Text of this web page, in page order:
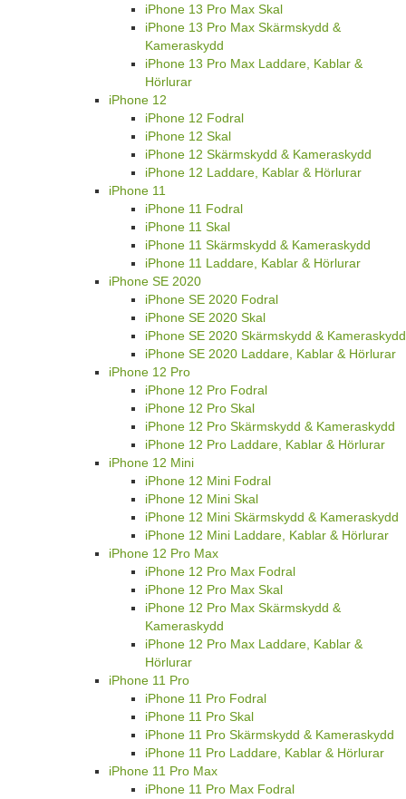
iPhone 13 Pro Max Skal
iPhone 13 Pro Max Skärmskydd &
Kameraskydd
iPhone 13 Pro Max Laddare, Kablar &
Hörlurar
iPhone 12
iPhone 12 Fodral
iPhone 12 Skal
iPhone 12 Skärmskydd & Kameraskydd
iPhone 12 Laddare, Kablar & Hörlurar
iPhone 11
iPhone 11 Fodral
iPhone 11 Skal
iPhone 11 Skärmskydd & Kameraskydd
iPhone 11 Laddare, Kablar & Hörlurar
iPhone SE 2020
iPhone SE 2020 Fodral
iPhone SE 2020 Skal
iPhone SE 2020 Skärmskydd & Kameraskydd
iPhone SE 2020 Laddare, Kablar & Hörlurar
iPhone 12 Pro
iPhone 12 Pro Fodral
iPhone 12 Pro Skal
iPhone 12 Pro Skärmskydd & Kameraskydd
iPhone 12 Pro Laddare, Kablar & Hörlurar
iPhone 12 Mini
iPhone 12 Mini Fodral
iPhone 12 Mini Skal
iPhone 12 Mini Skärmskydd & Kameraskydd
iPhone 12 Mini Laddare, Kablar & Hörlurar
iPhone 12 Pro Max
iPhone 12 Pro Max Fodral
iPhone 12 Pro Max Skal
iPhone 12 Pro Max Skärmskydd &
Kameraskydd
iPhone 12 Pro Max Laddare, Kablar &
Hörlurar
iPhone 11 Pro
iPhone 11 Pro Fodral
iPhone 11 Pro Skal
iPhone 11 Pro Skärmskydd & Kameraskydd
iPhone 11 Pro Laddare, Kablar & Hörlurar
iPhone 11 Pro Max
iPhone 11 Pro Max Fodral